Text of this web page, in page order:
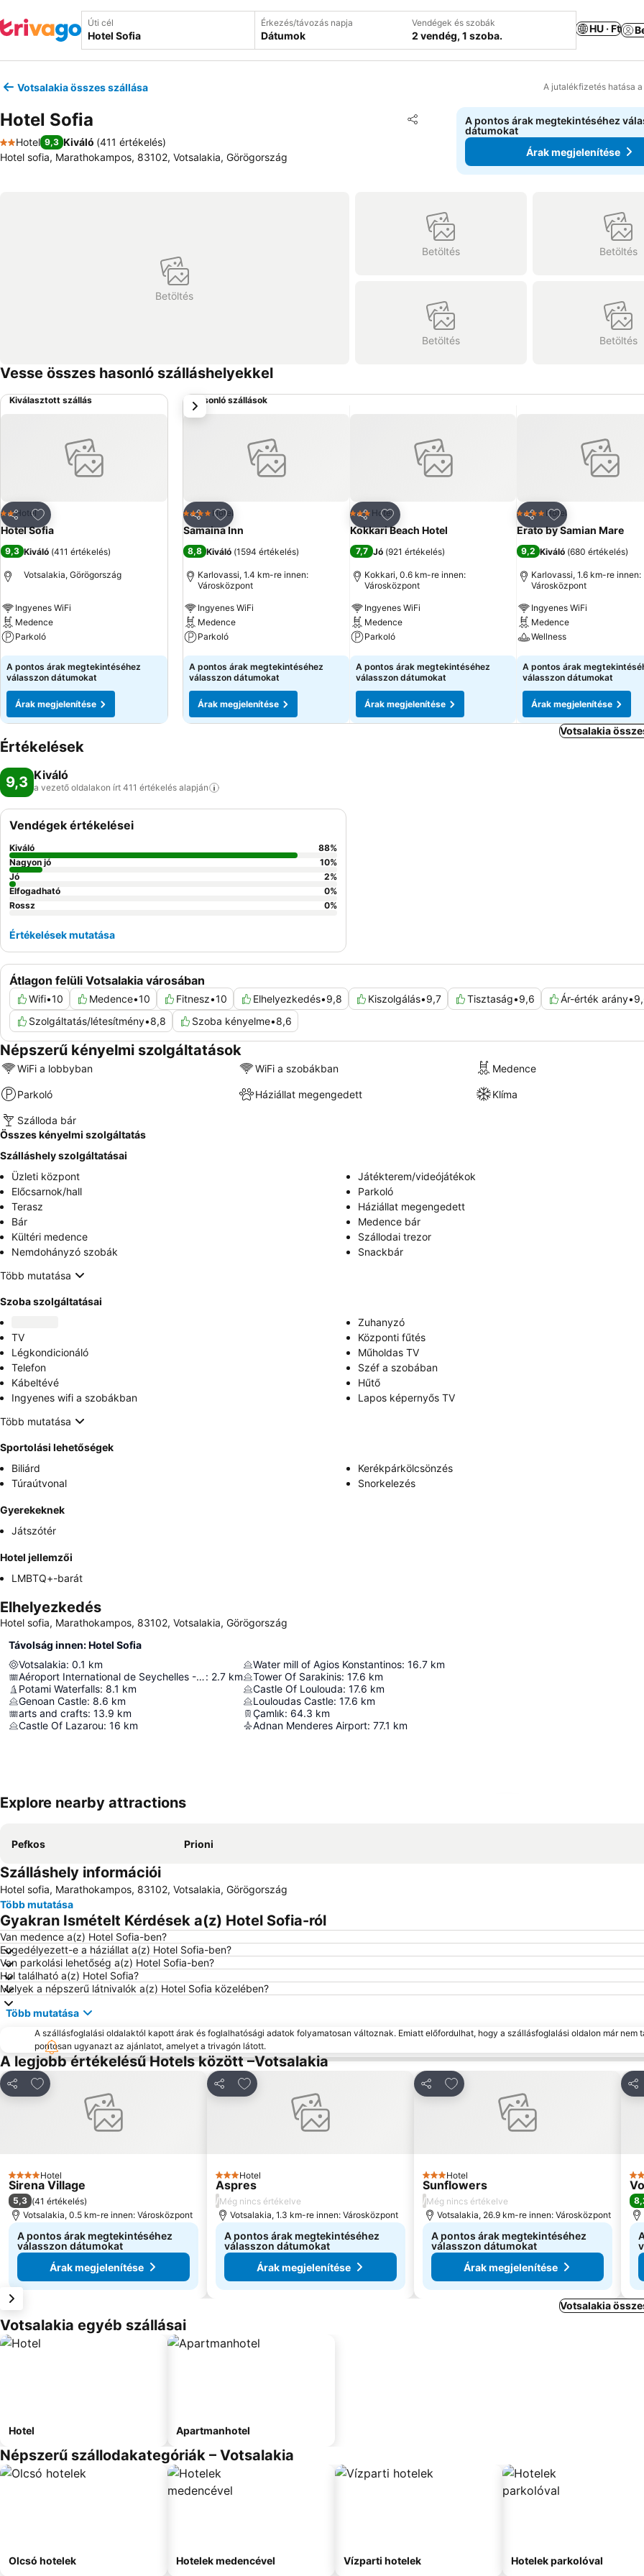
Úti cél Érkezés/távozás napja
Dátumok
Vendégek és szobák
2 vendég, 1 szoba.
HU · Ft
Votsalakia összes szállása A jutalékfizetés hatása
Hotel Sofia Megosztás
Hozzáadás a kedvencekhez
2 Kategória
Hotel 9,3 Kiváló (411 értékelés)
Hotel sofia, Marathokampos, 83102, Votsalakia, Görögország
A pontos árak megtekintéséhez
dátumokat
Árak megjelenítése
Betöltés
Betöltés Betöltés
Betöltés Betöltés
Vesse összes hasonló szálláshelyekkel
Kiválasztott szállás
Megosztás
Hozzáadás a kedvencekhez
2 Kategória
Hotel
Hotel Sofia
9,3 Kiváló (411 értékelés)
Votsalakia, Görögország
Ingyenes WiFi
Medence
Parkoló
Árak megjelenítése
A pontos árak megtekintéséhez
válasszon dátumokat
Árak megjelenítése
Hasonló szállások
Megosztás
Hozzáadás a kedvencekhez
4 Kategória
Hotel
Samaina Inn
8,8 Kiváló (1594 értékelés)
Karlovassi, 1.4 km-re innen:
Városközpont
Ingyenes WiFi
Medence
Parkoló
Árak megjelenítése
A pontos árak megtekintéséhez
válasszon dátumokat
Árak megjelenítése
Megosztás
Hozzáadás a kedvencekhez
3 Kategória
Hotel
Kokkari Beach Hotel
7,7 Jó (921 értékelés)
Kokkari, 0.6 km-re innen:
Városközpont
Ingyenes WiFi
Medence
Parkoló
Árak megjelenítése
A pontos árak megtekintéséhez
válasszon dátumokat
Árak megjelenítése
Megosztás
Hozzáadás a
4 Kategória
Hotel
Erato by Samian Mare
9,2 Kiváló (680 értékelés)
Karlovassi, 1.6 km-re innen:
Városközpont
Ingyenes WiFi
Medence
Wellness
Árak megjelenítése
A pontos árak
válasszon dátumokat
Árak megjelenítése
következő
Votsalakia
Értékelések
9,3 Kiváló
a vezető oldalakon írt 411 értékelés alapján
Átlagon felüli Votsalakia városában
Wifi•10 Medence•10 Fitnesz•10 Elhelyezkedés•9,8 Kiszolgálás•9,7 Tisztaság•9,6 Ár-érték arány•
Szolgáltatás/létesítmény•8,8 Szoba kényelme•8,6
Vendégek értékelései
Kiváló 88%
Nagyon jó
10%
Jó
2%
Elfogadható
0%
Rossz
0%
Értékelések mutatása
Népszerű kényelmi szolgáltatások
WiFi a lobbyban WiFi a szobákban Medence
Parkoló Háziállat megengedett Klíma
Szálloda bár
Összes kényelmi szolgáltatás
Szálláshely szolgáltatásai
Üzleti központ
Játékterem/videójátékok
Előcsarnok/hall
Parkoló
Terasz
Háziállat megengedett
Bár
Medence bár
Kültéri medence
Szállodai trezor
Nemdohányzó szobák
Snackbár
Több mutatása
Szoba szolgáltatásai
Zuhanyzó
TV
Központi fűtés
Légkondicionáló
Műholdas TV
Telefon
Széf a szobában
Kábeltévé
Hűtő
Ingyenes wifi a szobákban
Lapos képernyős TV
Több mutatása
Sportolási lehetőségek
Biliárd
Kerékpárkölcsönzés
Túraútvonal
Snorkelezés
Gyerekeknek
Játszótér
Hotel jellemzői
LMBTQ+-barát
Elhelyezkedés
Hotel sofia, Marathokampos, 83102, Votsalakia, Görögország
Távolság innen: Hotel Sofia
Votsalakia: 0.1 km
Aéroport International de Seychelles - Pointe Larue: 2.7 km
Potami Waterfalls: 8.1 km
Genoan Castle: 8.6 km
arts and crafts: 13.9 km
Castle Of Lazarou: 16 km
Water mill of Agios Konstantinos: 16.7 km
Tower Of Sarakinis: 17.6 km
Castle Of Loulouda: 17.6 km
Louloudas Castle: 17.6 km
Çamlık: 64.3 km
Adnan Menderes Airport: 77.1 km
Explore nearby attractions
Pefkos Prioni
Szálláshely információi
Hotel sofia, Marathokampos, 83102, Votsalakia, Görögország
Több mutatása
Gyakran Ismételt Kérdések a(z) Hotel Sofia-ról
Van medence a(z) Hotel Sofia-ben?
Engedélyezett-e a háziállat a(z) Hotel Sofia-ben?
Van parkolási lehetőség a(z) Hotel Sofia-ben?
Hol található a(z) Hotel Sofia?
Melyek a népszerű látnivalók a(z) Hotel Sofia közelében?
Több mutatása
A szállásfoglalási oldalaktól kapott árak és foglalhatósági adatok folyamatosan változnak. Emiatt előfordulhat, hogy a szállásfoglalási oldalon már nem
pontosan ugyanazt az ajánlatot, amelyet a trivagón látott.
A legjobb értékelésű Hotels között –Votsalakia
Megosztás
Hozzáadás a kedvencekhez
4 Kategória
Hotel
Sirena Village
5,3 (41 értékelés)
Votsalakia, 0.5 km-re innen: Városközpont
A pontos árak megtekintéséhez
válasszon dátumokat
Árak megjelenítése
Megosztás
Hozzáadás a kedvencekhez
3 Kategória
Hotel
Aspres
/Még nincs értékelve
Votsalakia, 1.3 km-re innen: Városközpont
A pontos árak megtekintéséhez
válasszon dátumokat
Árak megjelenítése
Megosztás
Hozzáadás a kedvencekhez
3 Kategória
Hotel
Sunflowers
/Még nincs értékelve
Votsalakia, 26.9 km-re innen: Városközpont
A pontos árak megtekintéséhez
válasszon dátumokat
Árak megjelenítése
3
Votsalakia
Votsalakia egyéb szállásai
Hotel Apartmanhotel
Népszerű szállodakategóriák – Votsalakia
Olcsó hotelek Hotelek medencével Vízparti hotelek Hotelek parkolóval